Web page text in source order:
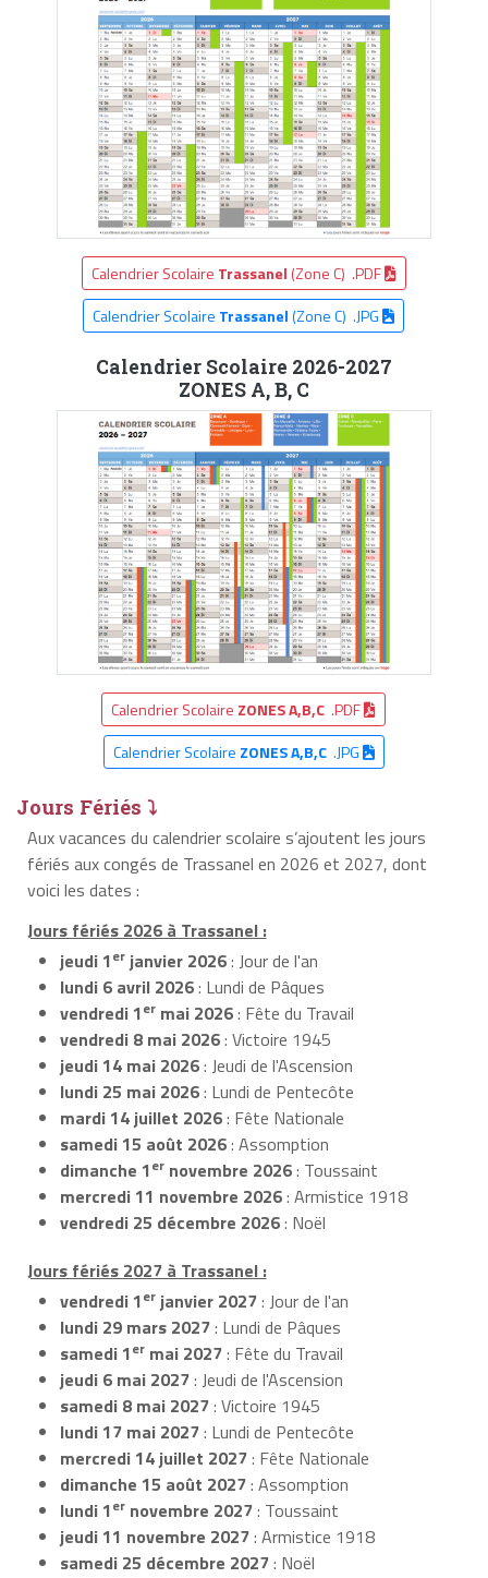
Calendrier Scolaire Trassanel (Zone C) .PDF
Calendrier Scolaire Trassanel(Zone C) .JPG
Calendrier Scolaire 2026-2027
ZONES A, B, C
Calendrier Scolaire ZONES A,B,C .PDF
Calendrier Scolaire ZONES A,B,C.JPG
Jours Fériés ⤵
Aux vacances du calendrier scolaire s’ajoutent les jours
fériés aux congés de Trassanel en 2026 et 2027, dont
voici les dates :
Jours fériés 2026 à Trassanel :
jeudi 1er janvier 2026: Jour de l'an
lundi 6 avril 2026: Lundi de Pâques
vendredi 1er mai 2026: Fête du Travail
vendredi 8 mai 2026: Victoire 1945
jeudi 14 mai 2026: Jeudi de l'Ascension
lundi 25 mai 2026: Lundi de Pentecôte
mardi 14 juillet 2026: Fête Nationale
samedi 15 août 2026: Assomption
dimanche 1er novembre 2026: Toussaint
mercredi 11 novembre 2026: Armistice 1918
vendredi 25 décembre 2026: Noël
Jours fériés 2027 à Trassanel :
vendredi 1er janvier 2027: Jour de l'an
lundi 29 mars 2027: Lundi de Pâques
samedi 1er mai 2027: Fête du Travail
jeudi 6 mai 2027: Jeudi de l'Ascension
samedi 8 mai 2027: Victoire 1945
lundi 17 mai 2027: Lundi de Pentecôte
mercredi 14 juillet 2027: Fête Nationale
dimanche 15 août 2027: Assomption
lundi 1er novembre 2027: Toussaint
jeudi 11 novembre 2027: Armistice 1918
samedi 25 décembre 2027: Noël